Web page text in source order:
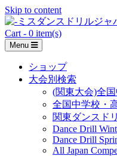
Skip to content
Cart - 0 item(s)
Menu
ショップ
大会別検索
(関東大会)全
全国中学校・
関東ダンスド
Dance Drill
Dance Drill
All Japan